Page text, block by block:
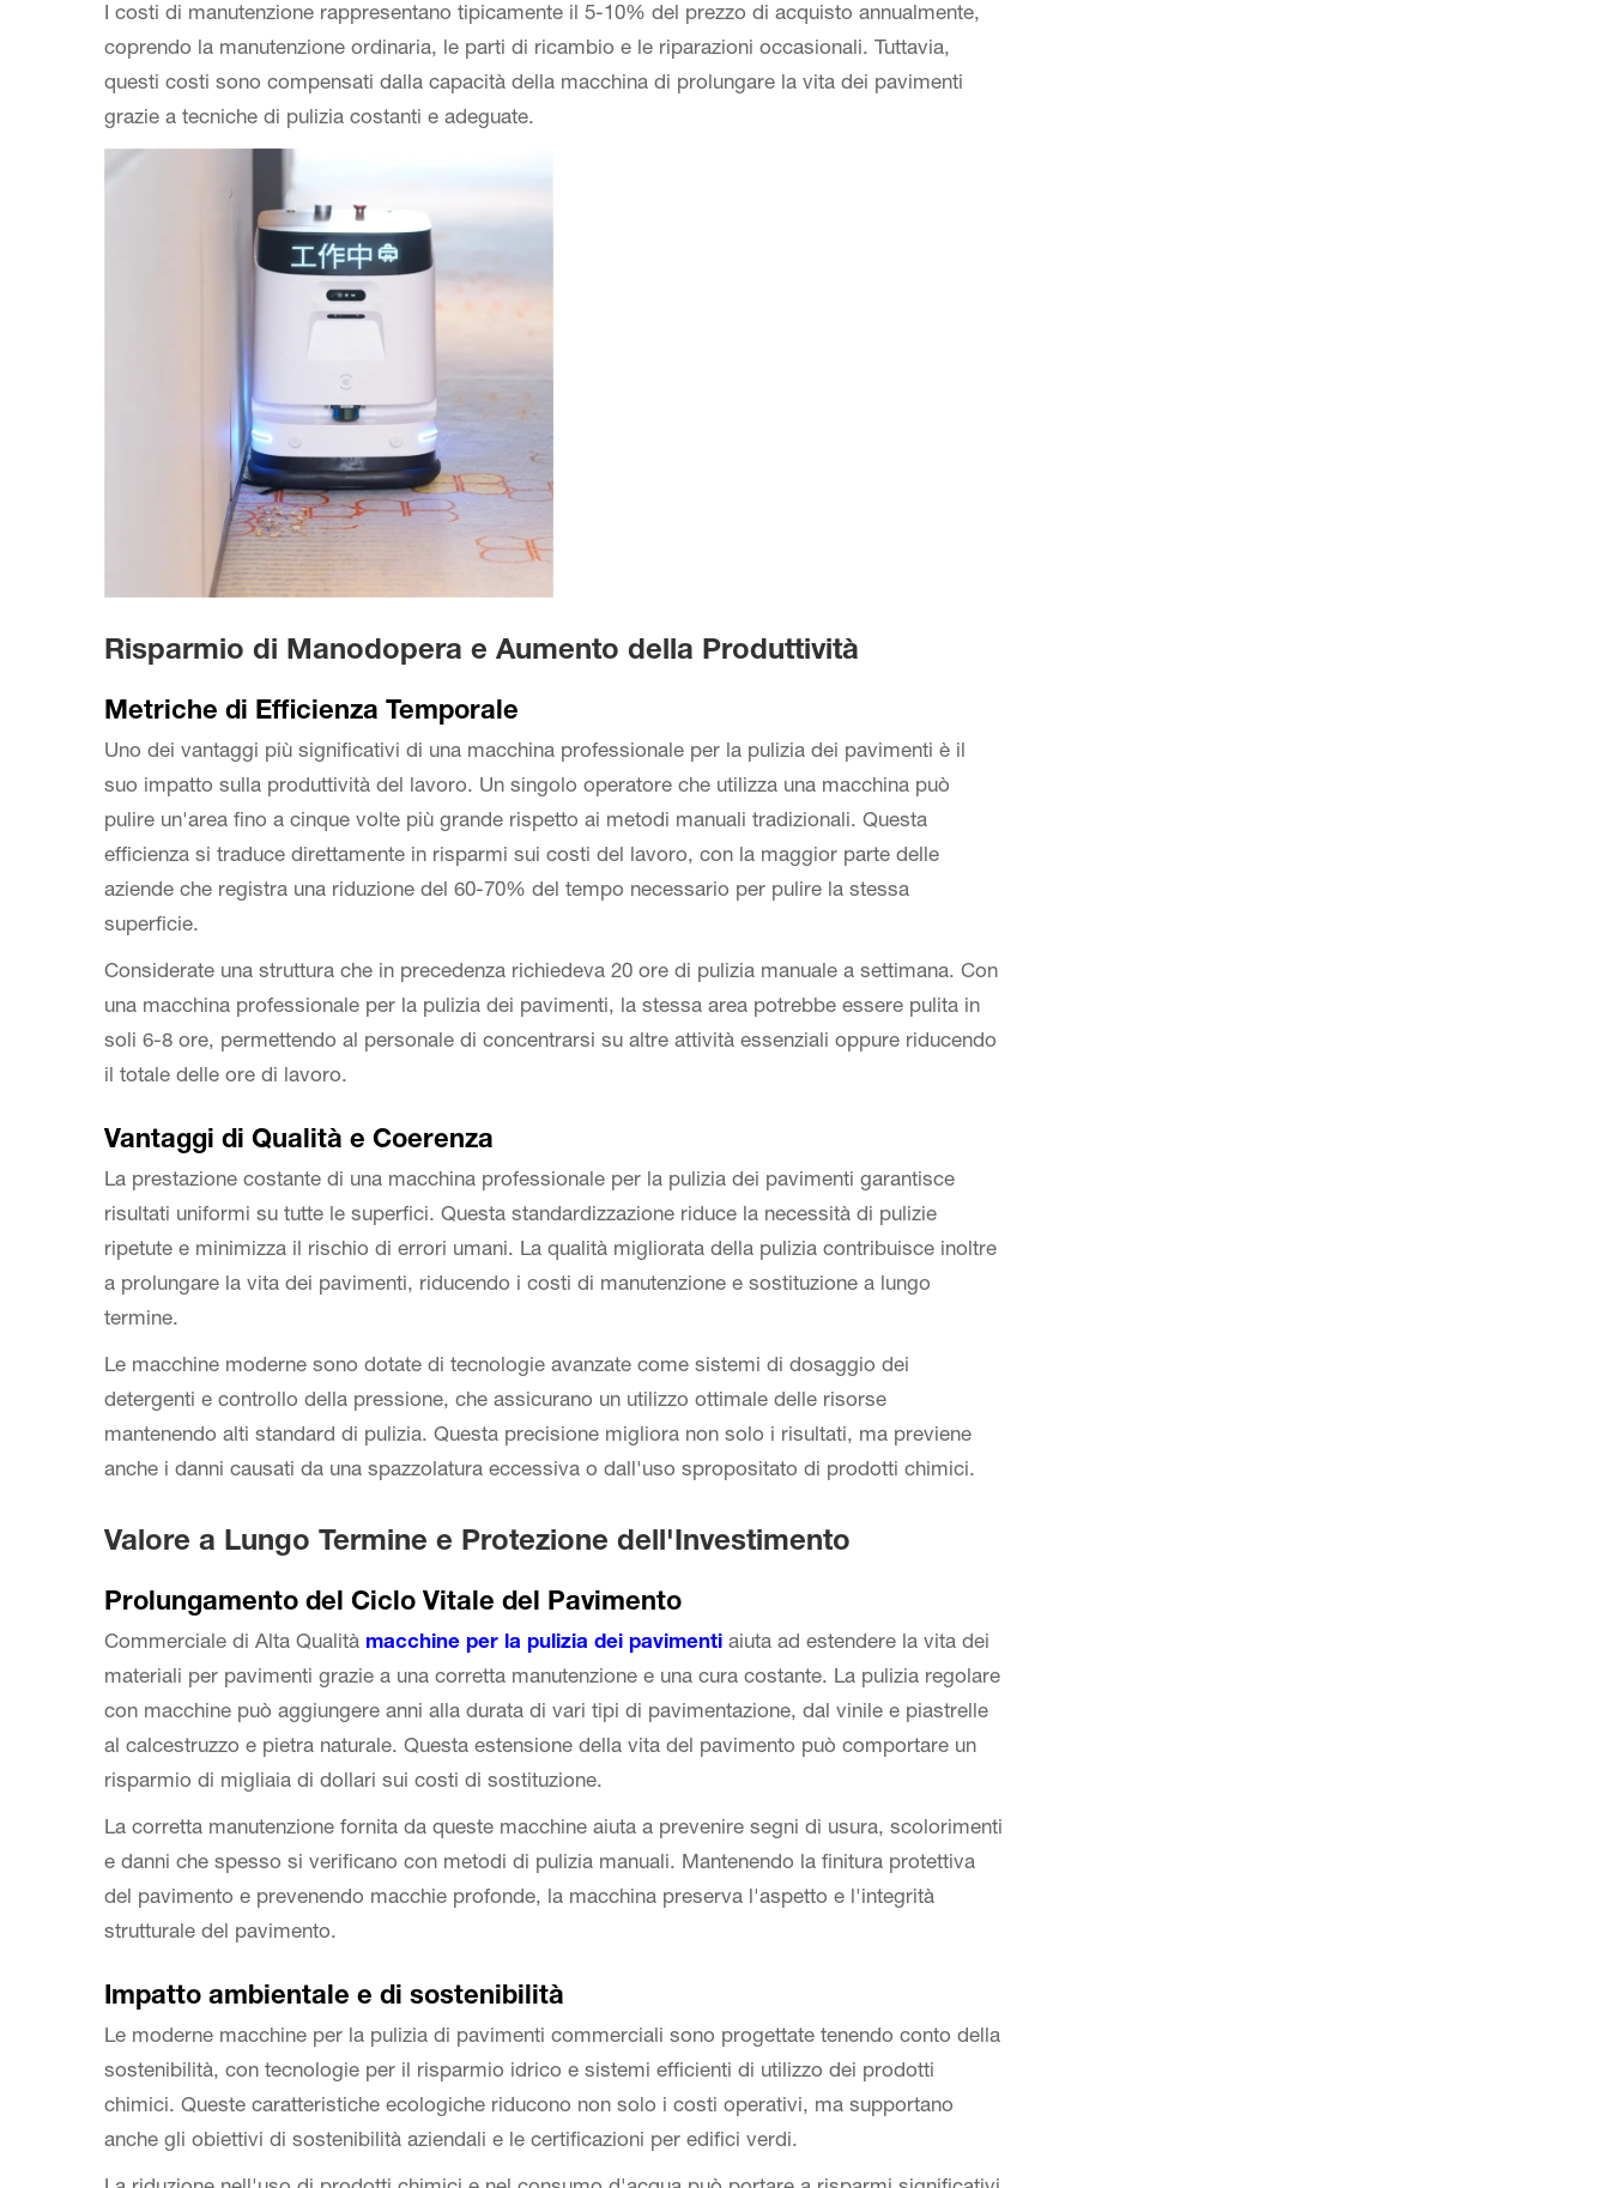
I costi di manutenzione rappresentano tipicamente il 5-10% del prezzo di acquisto annualmente,
coprendo la manutenzione ordinaria, le parti di ricambio e le riparazioni occasionali. Tuttavia,
questi costi sono compensati dalla capacità della macchina di prolungare la vita dei pavimenti
grazie a tecniche di pulizia costanti e adeguate.
Risparmio di Manodopera e Aumento della Produttività
Metriche di Efficienza Temporale
Uno dei vantaggi più significativi di una macchina professionale per la pulizia dei pavimenti è il
suo impatto sulla produttività del lavoro. Un singolo operatore che utilizza una macchina può
pulire un'area fino a cinque volte più grande rispetto ai metodi manuali tradizionali. Questa
efficienza si traduce direttamente in risparmi sui costi del lavoro, con la maggior parte delle
aziende che registra una riduzione del 60-70% del tempo necessario per pulire la stessa
superficie.
Considerate una struttura che in precedenza richiedeva 20 ore di pulizia manuale a settimana. Con
una macchina professionale per la pulizia dei pavimenti, la stessa area potrebbe essere pulita in
soli 6-8 ore, permettendo al personale di concentrarsi su altre attività essenziali oppure riducendo
il totale delle ore di lavoro.
Vantaggi di Qualità e Coerenza
La prestazione costante di una macchina professionale per la pulizia dei pavimenti garantisce
risultati uniformi su tutte le superfici. Questa standardizzazione riduce la necessità di pulizie
ripetute e minimizza il rischio di errori umani. La qualità migliorata della pulizia contribuisce inoltre
a prolungare la vita dei pavimenti, riducendo i costi di manutenzione e sostituzione a lungo
termine.
Le macchine moderne sono dotate di tecnologie avanzate come sistemi di dosaggio dei
detergenti e controllo della pressione, che assicurano un utilizzo ottimale delle risorse
mantenendo alti standard di pulizia. Questa precisione migliora non solo i risultati, ma previene
anche i danni causati da una spazzolatura eccessiva o dall'uso spropositato di prodotti chimici.
Valore a Lungo Termine e Protezione dell'Investimento
Prolungamento del Ciclo Vitale del Pavimento
Commerciale di Alta Qualità macchine per la pulizia dei pavimenti aiuta ad estendere la vita dei
materiali per pavimenti grazie a una corretta manutenzione e una cura costante. La pulizia regolare
con macchine può aggiungere anni alla durata di vari tipi di pavimentazione, dal vinile e piastrelle
al calcestruzzo e pietra naturale. Questa estensione della vita del pavimento può comportare un
risparmio di migliaia di dollari sui costi di sostituzione.
La corretta manutenzione fornita da queste macchine aiuta a prevenire segni di usura, scolorimenti
e danni che spesso si verificano con metodi di pulizia manuali. Mantenendo la finitura protettiva
del pavimento e prevenendo macchie profonde, la macchina preserva l'aspetto e l'integrità
strutturale del pavimento.
Impatto ambientale e di sostenibilità
Le moderne macchine per la pulizia di pavimenti commerciali sono progettate tenendo conto della
sostenibilità, con tecnologie per il risparmio idrico e sistemi efficienti di utilizzo dei prodotti
chimici. Queste caratteristiche ecologiche riducono non solo i costi operativi, ma supportano
anche gli obiettivi di sostenibilità aziendali e le certificazioni per edifici verdi.